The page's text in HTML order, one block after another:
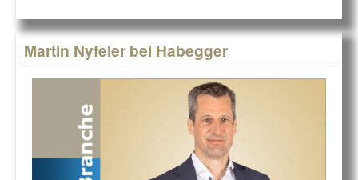
Martin Nyfeler bei Habegger